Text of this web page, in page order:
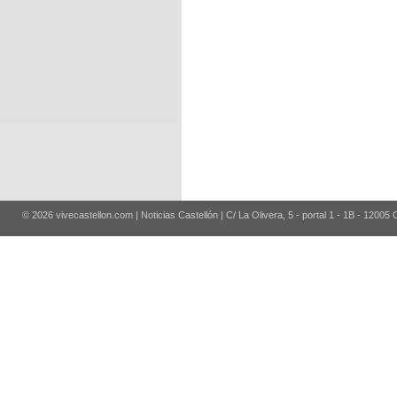
© 2026 vivecastellon.com | Noticias Castellón | C/ La Olivera, 5 - portal 1 - 1B - 12005